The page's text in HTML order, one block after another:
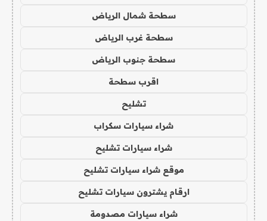
سطحة شمال الرياض
سطحة غرب الرياض
سطحة جنوب الرياض
اقرب سطحة
تشليح
شراء سيارات سكراب
شراء سيارات تشليح
موقع شراء سيارات تشليح
ارقام يشترون سيارات تشليح
شراء سيارات مصدومة